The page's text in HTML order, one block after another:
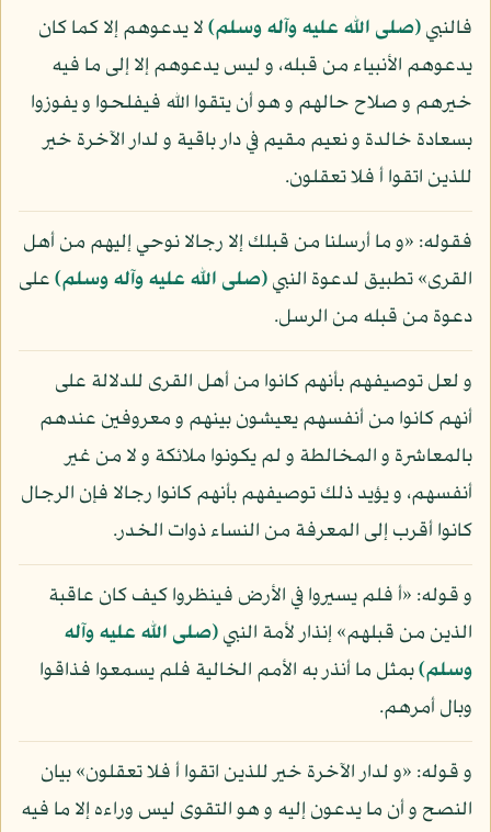
فالنبي(صلى الله عليه وآله وسلم)لا يدعوهم إلا كما كان
يدعوهم الأنبياء من قبله، و ليس يدعوهم إلا إلى ما فيه
خيرهم و صلاح حالهم و هو أن يتقوا الله فيفلحوا و يفوزوا
بسعادة خالدة و نعيم مقيم في دار باقية و لدار الآخرة خير
للذين اتقوا أ فلا تعقلون.
فقوله: «و ما أرسلنا من قبلك إلا رجالا نوحي إليهم من أهل
القرى» تطبيق لدعوة النبي(صلى الله عليه وآله وسلم)على
دعوة من قبله من الرسل.
و لعل توصيفهم بأنهم كانوا من أهل القرى للدلالة على
أنهم كانوا من أنفسهم يعيشون بينهم و معروفين عندهم
بالمعاشرة و المخالطة و لم يكونوا ملائكة و لا من غير
أنفسهم، و يؤيد ذلك توصيفهم بأنهم كانوا رجالا فإن الرجال
كانوا أقرب إلى المعرفة من النساء ذوات الخدر.
و قوله: «أ فلم يسيروا في الأرض فينظروا كيف كان عاقبة
الذين من قبلهم» إنذار لأمة النبي(صلى الله عليه وآله
وسلم)بمثل ما أنذر به الأمم الخالية فلم يسمعوا فذاقوا
وبال أمرهم.
و قوله: «و لدار الآخرة خير للذين اتقوا أ فلا تعقلون» بيان
النصح و أن ما يدعون إليه و هو التقوى ليس وراءه إلا ما فيه